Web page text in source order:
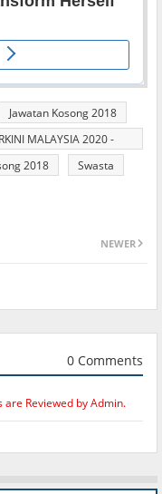
Jawatan Kosong 2018
MALAYSIA 2020 -
2018 Swasta
NEWER
0 Comments
Reviewed by Admin.